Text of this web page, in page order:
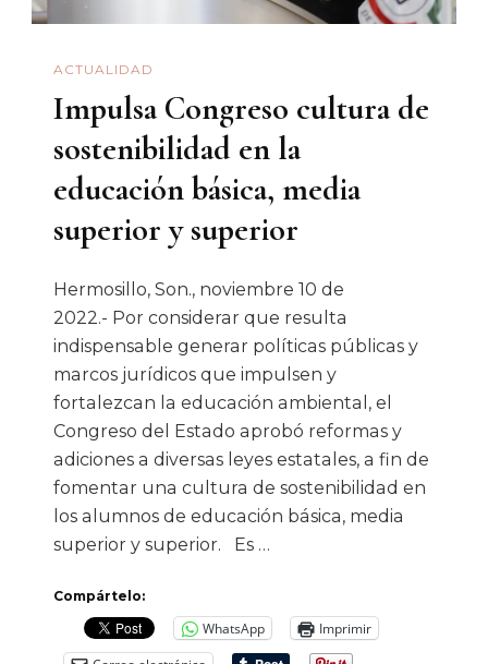
ACTUALIDAD
Impulsa Congreso cultura de
sostenibilidad en la
educación básica, media
superior y superior
Hermosillo, Son., noviembre 10 de
2022.- Por considerar que resulta
indispensable generar políticas públicas y
marcos jurídicos que impulsen y
fortalezcan la educación ambiental, el
Congreso del Estado aprobó reformas y
adiciones a diversas leyes estatales, a fin de
fomentar una cultura de sostenibilidad en
los alumnos de educación básica, media
superior y superior. Es …
Compártelo:
WhatsApp
Imprimir